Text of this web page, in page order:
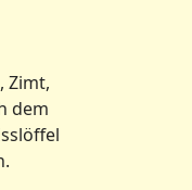
Zimt,
dem